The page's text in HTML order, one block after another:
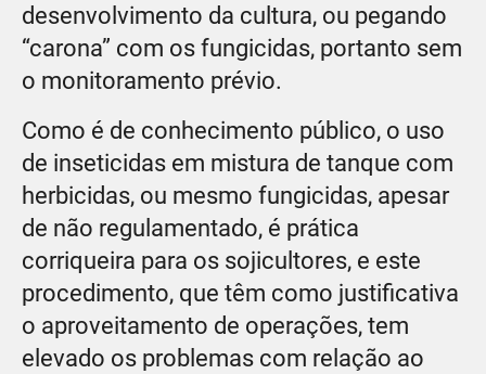
desenvolvimento da cultura, ou pegando
“carona” com os fungicidas, portanto sem
o monitoramento prévio.
Como é de conhecimento público, o uso
de inseticidas em mistura de tanque com
herbicidas, ou mesmo fungicidas, apesar
de não regulamentado, é prática
corriqueira para os sojicultores, e este
procedimento, que têm como justificativa
o aproveitamento de operações, tem
elevado os problemas com relação ao